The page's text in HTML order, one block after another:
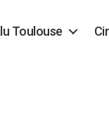
Toulouse